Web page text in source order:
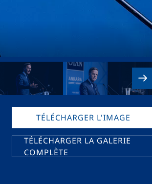
TÉLÉCHARGER L'IMAGE
TÉLÉCHARGER LA GALERIE
COMPLÈTE